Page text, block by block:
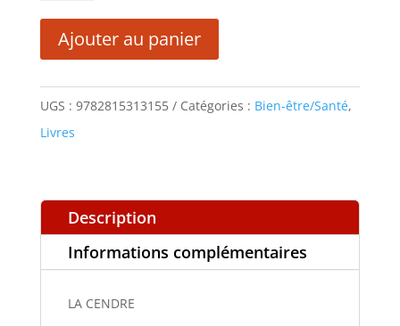
5,95 €.2,98 €.
LA
CENDRE
Ajouter au panier
UGS : 9782815313155 Catégories : Bien-être/Santé,
Livres
Description
Informations complémentaires
LA CENDRE